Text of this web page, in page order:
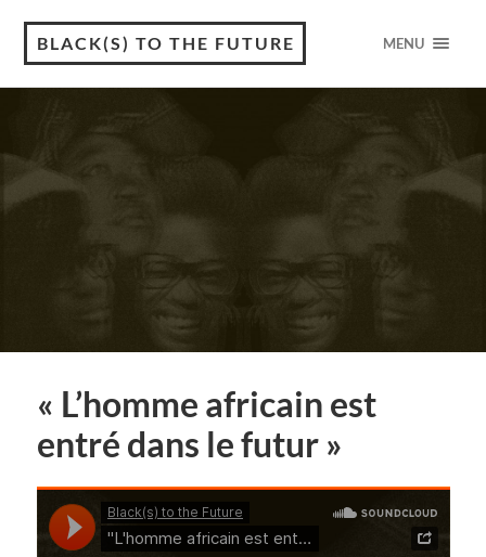
BLACK(S) TO THE FUTURE MENU
« L’homme africain est
entré dans le futur »